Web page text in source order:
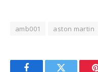
amb001 aston martin